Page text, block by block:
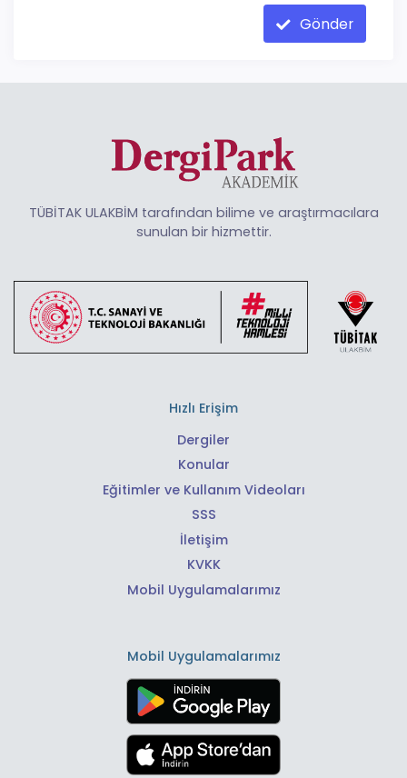
Gönder
TÜBİTAK ULAKBİM tarafından bilime ve araştırmacılara
sunulan bir hizmettir.
Hızlı Erişim
Dergiler
Konular
Eğitimler ve Kullanım Videoları
SSS
İletişim
KVKK
Mobil Uygulamalarımız
Mobil Uygulamalarımız